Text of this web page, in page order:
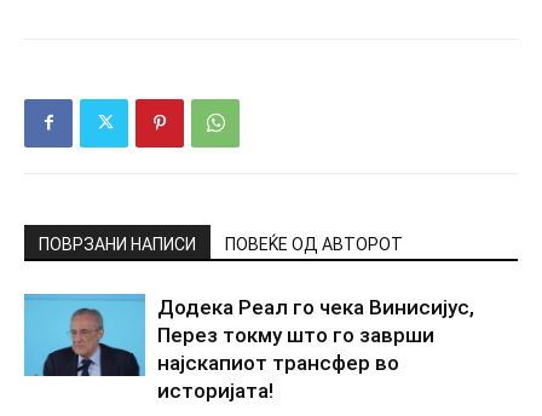
ПОВРЗАНИ НАПИСИ ПОВЕЌЕ ОД АВТОРОТ
Додека Реал го чека Винисијус,
Перез токму што го заврши
најскапиот трансфер во
историјата!